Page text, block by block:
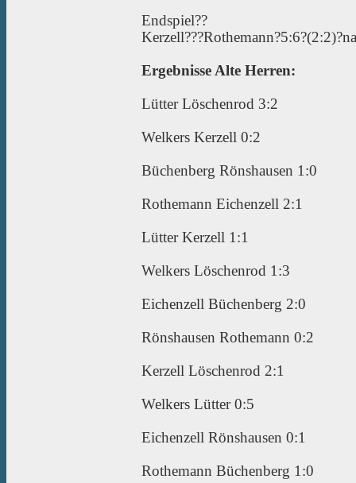
Endspiel??
Ergebnisse Alte Herren:
Lütter Löschenrod 3:2
Welkers Kerzell 0:2
Büchenberg Rönshausen 1:0
Rothemann Eichenzell 2:1
Lütter Kerzell 1:1
Welkers Löschenrod 1:3
Eichenzell Büchenberg 2:0
Rönshausen Rothemann 0:2
Kerzell Löschenrod 2:1
Welkers Lütter 0:5
Eichenzell Rönshausen 0:1
Rothemann Büchenberg 1:0